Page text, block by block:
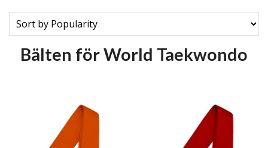
Bälten för World Taekwondo